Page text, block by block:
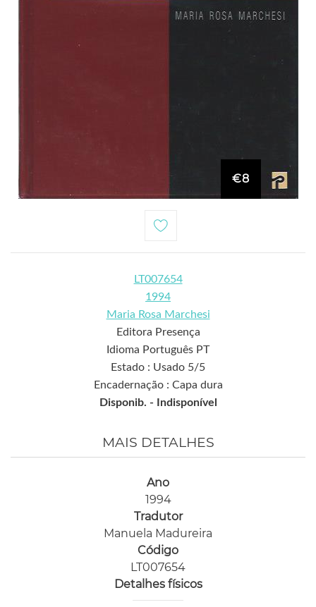
€8
LT007654
1994
Maria Rosa Marchesi
Editora Presença
Idioma Português PT
Estado : Usado 5/5
Encadernação : Capa dura
Disponib. -
Indisponível
MAIS DETALHES
Ano
1994
Tradutor
Manuela Madureira
Código
LT007654
Detalhes físicos